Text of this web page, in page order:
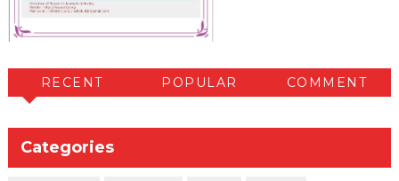
RECENT POPULAR COMMENT
Categories